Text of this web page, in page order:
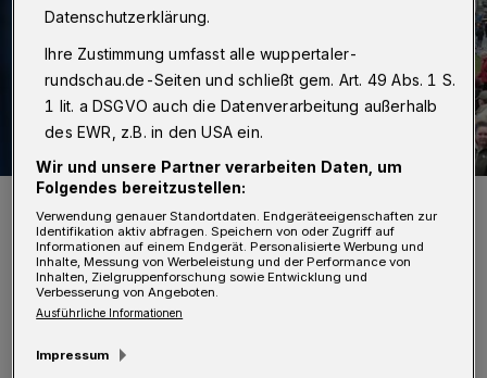
Die Schwebebahn steht still. Dafür fahren Ersatzbusse.
Foto: Sebastian Jarych
Das betrifft den Zeitraum von 12.30 bis 19 Uhr.
Datenschutzerklärung.
Ihre Zustimmung umfasst alle wuppertaler-
rundschau.de-Seiten und schließt gem. Art. 49 Abs. 1 S.
1 lit. a DSGVO auch die Datenverarbeitung außerhalb
des EWR, z.B. in den USA ein.
Wir und unsere Partner verarbeiten Daten, um
Folgendes bereitzustellen:
Verwendung genauer Standortdaten. Endgeräteeigenschaften zur
Identifikation aktiv abfragen. Speichern von oder Zugriff auf
Informationen auf einem Endgerät. Personalisierte Werbung und
Inhalte, Messung von Werbeleistung und der Performance von
Inhalten, Zielgruppenforschung sowie Entwicklung und
Verbesserung von Angeboten.
Ausführliche Informationen
Impressum